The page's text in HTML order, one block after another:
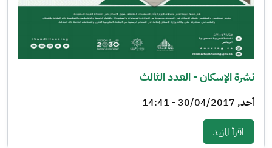
نشرة الإسكان - العدد الثالث
أحد, 30/04/2017 - 14:41
اقرأ المزيد: نشرة الإسكان - العدد الثالث